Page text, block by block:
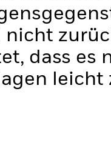
nicht
dass es
leicht